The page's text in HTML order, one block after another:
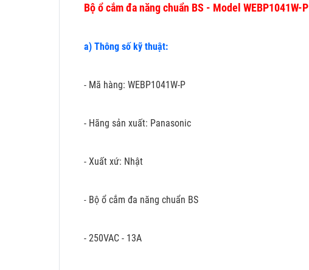
Bộ ổ cắm đa năng chuẩn BS - Model WEBP1041W-P
a) Thông số kỹ thuật:
- Mã hàng: WEBP1041W-P
- Hãng sản xuất: Panasonic
- Xuất xứ: Nhật
- Bộ ổ cắm đa năng chuẩn BS
- 250VAC - 13A